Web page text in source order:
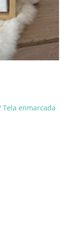
enmarcada